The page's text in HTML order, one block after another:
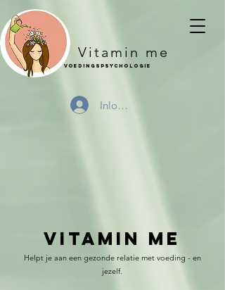
Vitamin me
Voedingspsychologie
Inloggen
vitamin me
Helpt je aan een gezonde relatie met voeding - en
jezelf.